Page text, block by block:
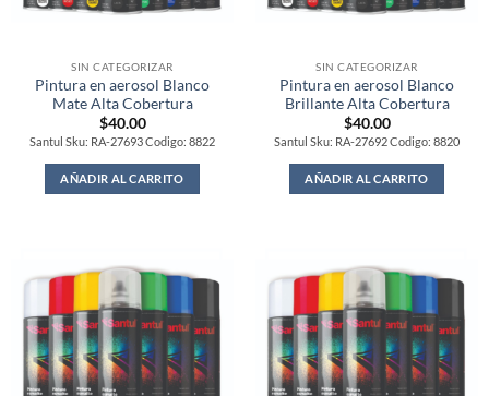
SIN CATEGORIZAR
Pintura en aerosol Blanco
Mate Alta Cobertura
$40.00
Santul Sku: RA-27693 Codigo: 8822
AÑADIR AL CARRITO
SIN CATEGORIZAR
Pintura en aerosol Blanco
Brillante Alta Cobertura
$40.00
Santul Sku: RA-27692 Codigo: 8820
AÑADIR AL CARRITO